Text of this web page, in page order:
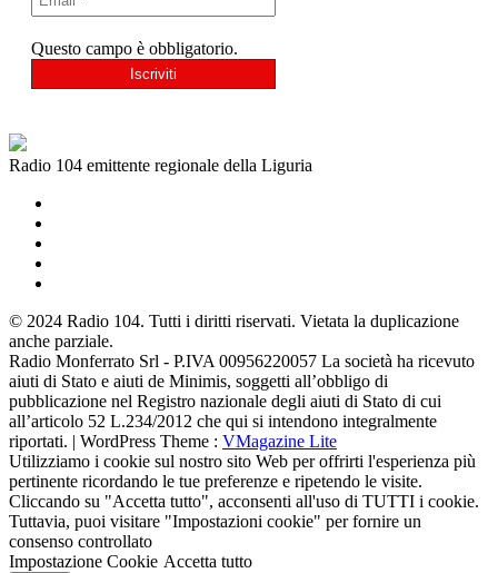
Questo campo è obbligatorio.
Radio 104 emittente regionale della Liguria
© 2024 Radio 104. Tutti i diritti riservati. Vietata la duplicazione
anche parziale.
Radio Monferrato Srl - P.IVA 00956220057 La società ha ricevuto
aiuti di Stato e aiuti de Minimis, soggetti all’obbligo di
pubblicazione nel Registro nazionale degli aiuti di Stato di cui
all’articolo 52 L.234/2012 che qui si intendono integralmente
riportati. | WordPress Theme : VMagazine Lite
Utilizziamo i cookie sul nostro sito Web per offrirti l'esperienza più
pertinente ricordando le tue preferenze e ripetendo le visite.
Cliccando su "Accetta tutto", acconsenti all'uso di TUTTI i cookie.
Tuttavia, puoi visitare "Impostazioni cookie" per fornire un
consenso controllato
Impostazione Cookie Accetta tutto